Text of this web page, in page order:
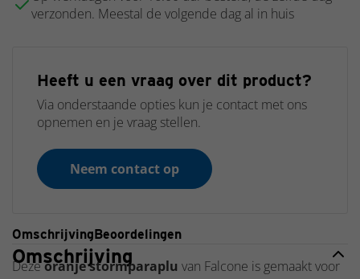
verzonden. Meestal de volgende dag al in huis
Heeft u een vraag over dit product?
Via onderstaande opties kun je contact met ons
opnemen en je vraag stellen.
Neem contact op
Omschrijving Beoordelingen
Omschrijving
Dezeoranje stormparaplu van Falcone is gemaakt voor